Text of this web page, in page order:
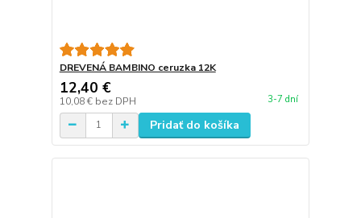
DREVENÁ BAMBINO ceruzka 12K
12,40 €
10,08 € bez DPH 3-7 dní
Pridať do košíka